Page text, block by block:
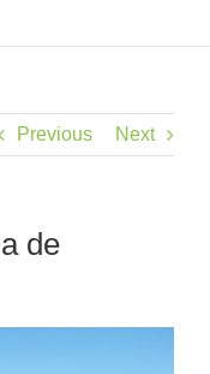
Previous Next
de